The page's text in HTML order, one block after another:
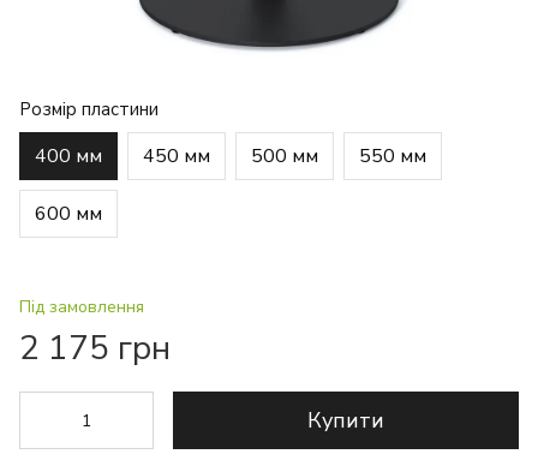
Розмір пластини
400 мм 450 мм 500 мм 550 мм
600 мм
Під замовлення
2 175 грн
Купити